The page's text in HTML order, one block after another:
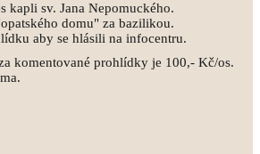
kapli sv. Jana Nepomuckého.
domu" za bazilikou.
aby se hlásili na infocentru.
komentované prohlídky je 100,- Kč/os.